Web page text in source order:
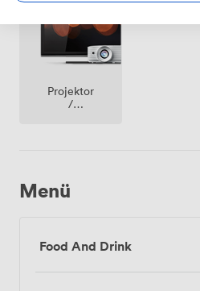
Projektor
/
Menü
Food And Drink